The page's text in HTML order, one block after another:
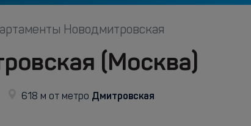
Новодмитровская
(Москва)
618 м от метро Дмитровская